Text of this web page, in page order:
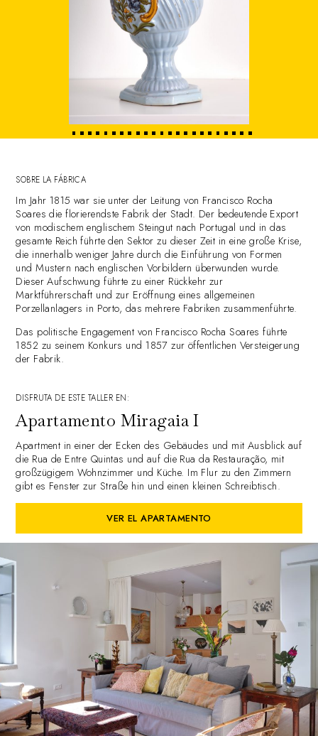
2 3 4 5 6 7 8 9 10 11 12 13 14 15 16 17 18 19 20 21 22 23 24
SOBRE LA FÁBRICA
Im Jahr 1815 war sie unter der Leitung von Francisco Rocha
Soares die florierendste Fabrik der Stadt. Der bedeutende Export
von modischem englischem Steingut nach Portugal und in das
gesamte Reich führte den Sektor zu dieser Zeit in eine große Krise,
die innerhalb weniger Jahre durch die Einführung von Formen
und Mustern nach englischen Vorbildern überwunden wurde.
Dieser Aufschwung führte zu einer Rückkehr zur
Marktführerschaft und zur Eröffnung eines allgemeinen
Porzellanlagers in Porto, das mehrere Fabriken zusammenführte.
Das politische Engagement von Francisco Rocha Soares führte
1852 zu seinem Konkurs und 1857 zur öffentlichen Versteigerung
der Fabrik.
DISFRUTA DE ESTE TALLER EN:
Apartamento Miragaia I
Apartment in einer der Ecken des Gebäudes und mit Ausblick auf
die Rua de Entre Quintas und auf die Rua da Restauração, mit
großzügigem Wohnzimmer und Küche. Im Flur zu den Zimmern
gibt es Fenster zur Straße hin und einen kleinen Schreibtisch.
VER EL APARTAMENTO